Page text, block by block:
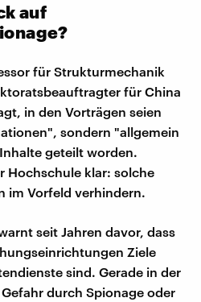
auf
für Strukturmechanik
für China
in den Vorträgen seien
sondern "allgemein
geteilt worden.
Hochschule klar: solche
im Vorfeld verhindern.
seit Jahren davor, dass
Ziele
sind. Gerade in der
durch Spionage oder